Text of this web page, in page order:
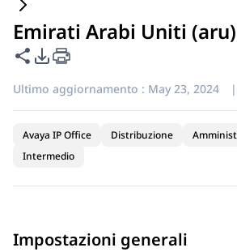
Emirati Arabi Uniti (aru)
Condividi questa pagina
Opzioni di esportazione PDF
Ultimo aggiornamento : May 23, 2024 |
Avaya IP Office Distribuzione
Intermedio
Impostazioni generali